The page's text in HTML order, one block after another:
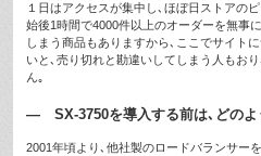
１日はアクセスが集中し､ほぼ日ストアの
始後1時間で4000件以上のオーダーを無事
しまう商品もありますから､ここでサイト
いと､売り切れと勘違いしてしまう人もお
ん｡
— SX-3750を導入する前は､どのよ
2001年頃より､他社製のロードバランサー